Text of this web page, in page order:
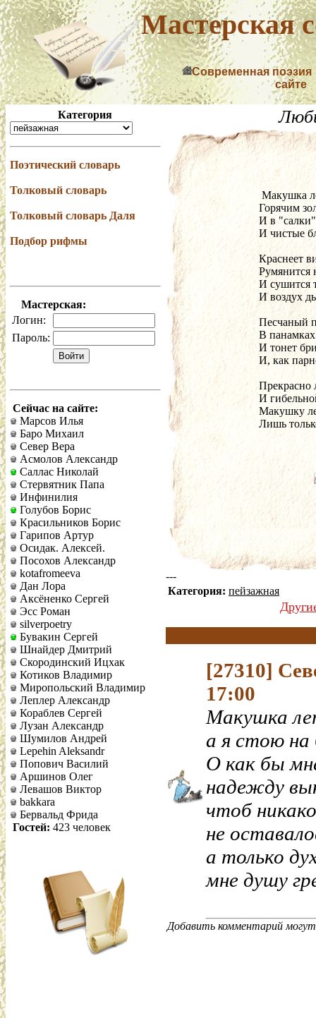
Мастерская
Современная поэзия
сайте
Категория
Поэтический словарь
Толковый словарь
Толковый словарь Даля
Подбор рифмы
Мастерская:
Логин:
Пароль:
Сейчас на сайте:
Марсов Илья
Баро Михаил
Север Вера
Асмолов Александр
Саллас Николай
Стервятник Папа
Инфинилия
Голубов Борис
Красильников Борис
Гарипов Артур
Осидак. Алексей.
Посохов Александр
kotafromeeva
Дан Лора
Аксёненко Сергей
Эсс Роман
silverpoetry
Бувакин Сергей
Шнайдер Дмитрий
Скородинский Ицхак
Котиков Владимир
Миропольский Владимир
Леплер Александр
Кораблев Сергей
Лузан Александр
Шумилов Андрей
Lepehin Aleksandr
Попович Василий
Аршинов Олег
Левашов Виктор
bakkara
Бервальд Фрида
Гостей: 423 человек
Макушка
Горячим
И в "салки"
И чистые
Краснеет
Румянится
И сушится
И воздух
Песчаный
В панамках
И тонет
И, как
Прекрасно
И
Макушку
Лишь
---
Категория: пейзажная
[27310]
17:00
Макушка
а я стою на
О как бы
надежду
чтоб
не
а только
мне душу
Добавить комментарий